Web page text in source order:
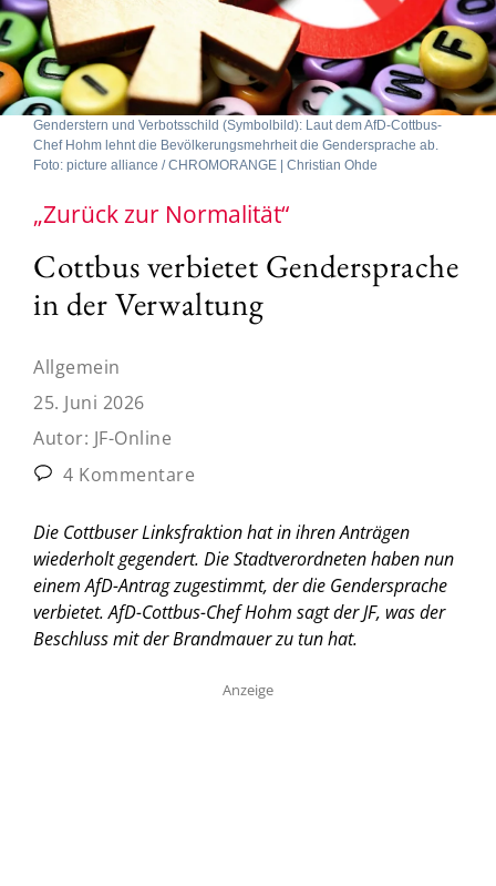
Genderstern und Verbotsschild (Symbolbild): Laut dem AfD-Cottbus-
Chef Hohm lehnt die Bevölkerungsmehrheit die Gendersprache ab.
Foto: picture alliance / CHROMORANGE | Christian Ohde
„Zurück zur Normalität“
Cottbus verbietet Gendersprache
in der Verwaltung
Allgemein
25. Juni 2026
Autor: JF-Online
4 Kommentare
Die Cottbuser Linksfraktion hat in ihren Anträgen
wiederholt gegendert. Die Stadtverordneten haben nun
einem AfD-Antrag zugestimmt, der die Gendersprache
verbietet. AfD-Cottbus-Chef Hohm sagt der JF, was der
Beschluss mit der Brandmauer zu tun hat.
Anzeige